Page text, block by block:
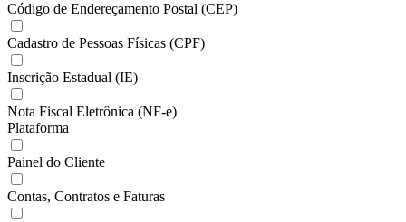
Código de Endereçamento Postal (CEP)
Cadastro de Pessoas Físicas (CPF)
Inscrição Estadual (IE)
Nota Fiscal Eletrônica (NF-e)
Plataforma
Painel do Cliente
Contas, Contratos e Faturas